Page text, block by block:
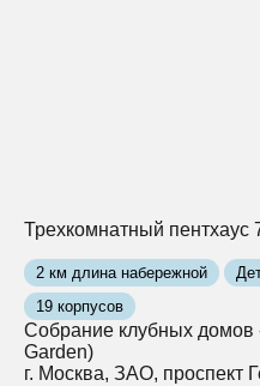
Трехкомнатный пентхаус
2 км длина набережной
19 корпусов
Собрание клубных домов
Garden)
г. Москва, ЗАО, проспект